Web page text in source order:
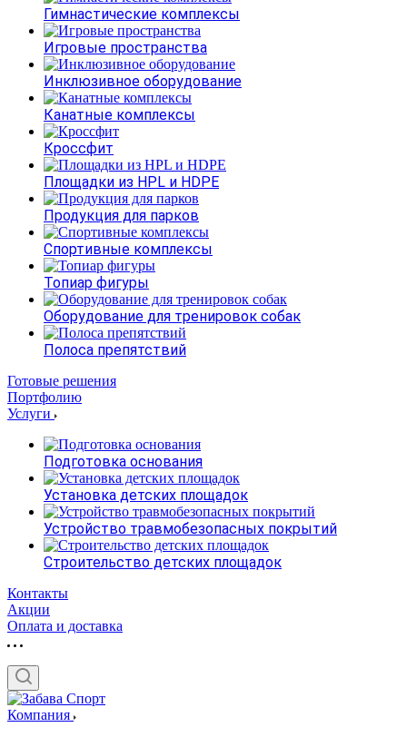
Гимнастические комплексы
Игровые пространства
Инклюзивное оборудование
Канатные комплексы
Кроссфит
Площадки из HPL и HDPE
Продукция для парков
Спортивные комплексы
Топиар фигуры
Оборудование для тренировок собак
Полоса препятствий
Готовые решения
Портфолию
Услуги
Подготовка основания
Установка детских площадок
Устройство травмобезопасных покрытий
Строительство детских площадок
Контакты
Акции
Оплата и доставка
Компания